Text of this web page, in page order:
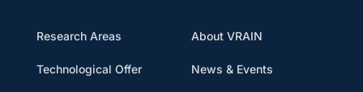
Research Areas
Technological Offer
About VRAIN
News & Events